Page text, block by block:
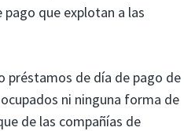
que explotan a las
préstamos de día de pago de
ni ninguna forma de
de las compañías de